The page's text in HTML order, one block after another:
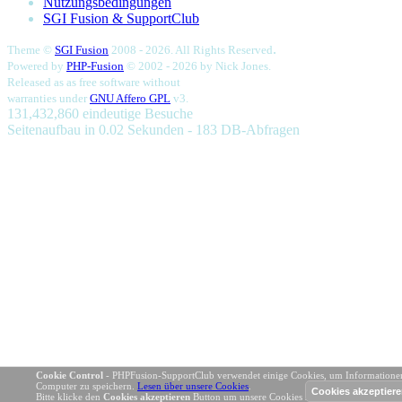
Cookie Control - PHPFusion-SupportClub verwendet einige Cookies, um
Computer zu speichern. Lesen über unsere Cookies
Bitte klicke den Cookies akzeptieren Button um unsere Cookies zu akzeptieren.
SGI Fusion & SupportClub
Theme © SGI Fusion 2008 - 2026. All Rights Reserved.
Powered by PHP-Fusion © 2002 - 2026 by Nick Jones.
Released as as free software without
warranties under GNU Affero GPL v3.
131,432,860 eindeutige Besuche
Seitenaufbau in 0.02 Sekunden - 183 DB-Abfragen